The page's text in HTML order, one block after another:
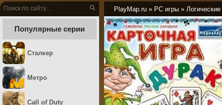
PlayMap.ru » PC игры » Логические
Популярные серии
Сталкер
Метро
Call of Duty